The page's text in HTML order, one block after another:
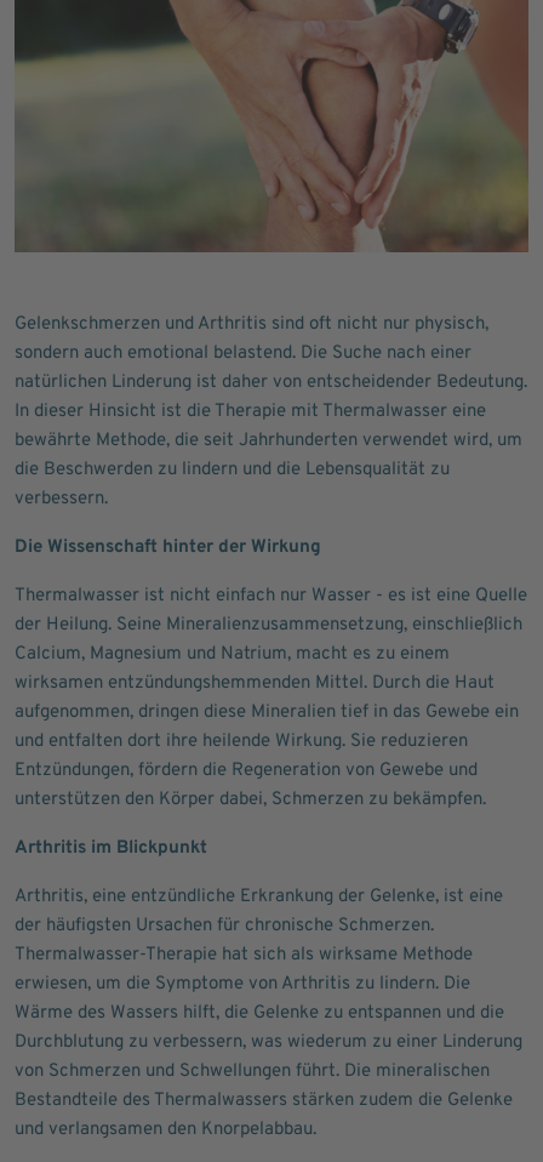
Gelenkschmerzen und Arthritis sind oft nicht nur physisch,
sondern auch emotional belastend. Die Suche nach einer
natürlichen Linderung ist daher von entscheidender Bedeutung.
In dieser Hinsicht ist die Therapie mit Thermalwasser eine
bewährte Methode, die seit Jahrhunderten verwendet wird, um
die Beschwerden zu lindern und die Lebensqualität zu
verbessern.
Die Wissenschaft hinter der Wirkung
Thermalwasser ist nicht einfach nur Wasser - es ist eine Quelle
der Heilung. Seine Mineralienzusammensetzung, einschließlich
Calcium, Magnesium und Natrium, macht es zu einem
wirksamen entzündungshemmenden Mittel. Durch die Haut
aufgenommen, dringen diese Mineralien tief in das Gewebe ein
und entfalten dort ihre heilende Wirkung. Sie reduzieren
Entzündungen, fördern die Regeneration von Gewebe und
unterstützen den Körper dabei, Schmerzen zu bekämpfen.
Arthritis im Blickpunkt
Arthritis, eine entzündliche Erkrankung der Gelenke, ist eine
der häufigsten Ursachen für chronische Schmerzen.
Thermalwasser-Therapie hat sich als wirksame Methode
erwiesen, um die Symptome von Arthritis zu lindern. Die
Wärme des Wassers hilft, die Gelenke zu entspannen und die
Durchblutung zu verbessern, was wiederum zu einer Linderung
von Schmerzen und Schwellungen führt. Die mineralischen
Bestandteile des Thermalwassers stärken zudem die Gelenke
und verlangsamen den Knorpelabbau.